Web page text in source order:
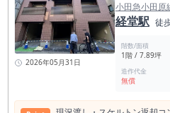
2026年05月31日
小田急小田原
経堂駅 徒
階数/面積
1階 / 7.89坪
造作代金
無償